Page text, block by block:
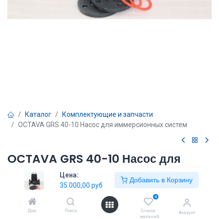
Цена:
35 000,00 руб
Добавить в Корзину
Дом Поиск
0
Список
желаний
Аккаунт
Каталог
Комплектующие и запчасти
OCTAVA GRS 40-10 Насос для иммерсионных систем
OCTAVA GRS 40-10 Насос для
иммерсионных систем
35 000,00